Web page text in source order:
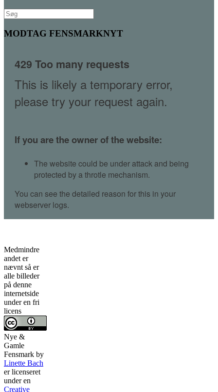
Søg
efter:
MODTAG FENSMARKNYT
Medmindre
andet er
nævnt så er
alle billeder
på denne
internetside
under en fri
licens
Nye &
Gamle
Fensmark by
Linette Bach
er licenseret
under en
Creative